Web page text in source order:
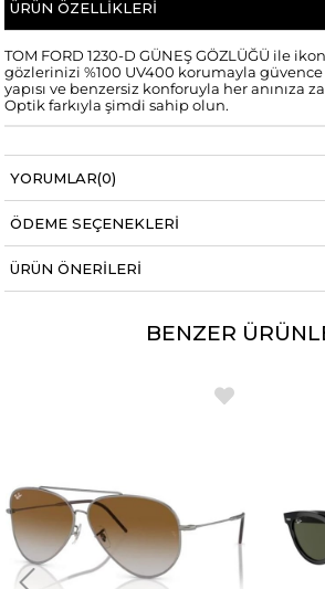
ÜRÜN ÖZELLIKLERI
TOM FORD 1230-D GÜNEŞ GÖZLÜĞÜ ile
gözlerinizi %100 UV400 korumayla güvence
yapısı ve benzersiz konforuyla her anınıza
Optik farkıyla şimdi sahip olun.
YORUMLAR(0)
ÖDEME SEÇENEKLERI
ÜRÜN ÖNERILERI
BENZER